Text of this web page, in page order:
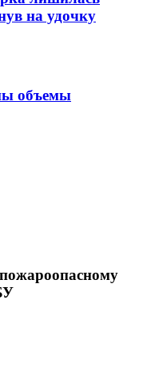
на удочку
объемы